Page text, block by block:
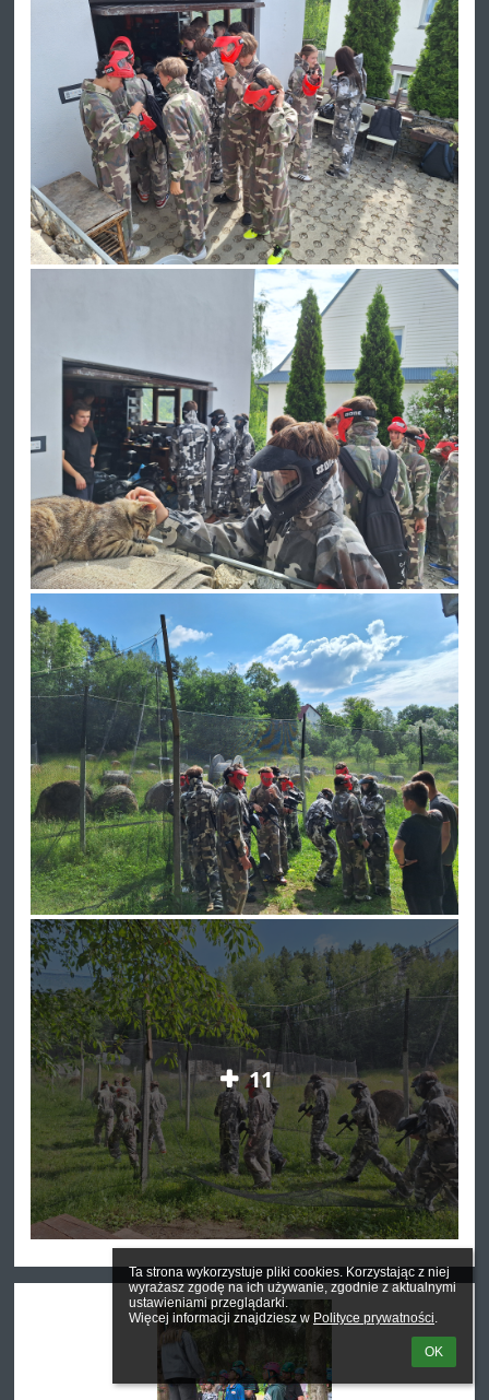
Ta strona wykorzystuje pliki cookies. Korzystając z niej
wyrażasz zgodę na ich używanie, zgodnie z aktualnymi
ustawieniami przeglądarki.
Więcej informacji znajdziesz w Polityce prywatności.
OK
11